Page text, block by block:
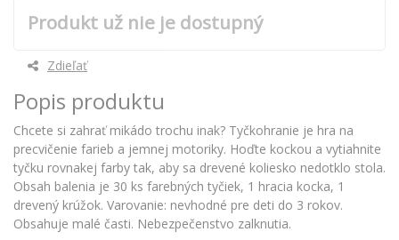
Produkt už nie je dostupný
Zdieľať
Popis produktu
Chcete si zahrať mikádo trochu inak? Tyčkohranie je hra na
precvičenie farieb a jemnej motoriky. Hoďte kockou a vytiahnite
tyčku rovnakej farby tak, aby sa drevené koliesko nedotklo stola.
Obsah balenia je 30 ks farebných tyčiek, 1 hracia kocka, 1
drevený krúžok. Varovanie: nevhodné pre deti do 3 rokov.
Obsahuje malé časti. Nebezpečenstvo zalknutia.